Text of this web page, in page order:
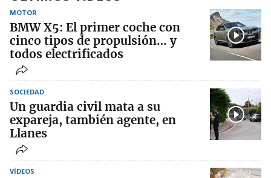
MOTOR
BMW X5: El primer coche con
cinco tipos de propulsión… y
todos electrificados
SOCIEDAD
Un guardia civil mata a su
expareja, también agente, en
Llanes
VÍDEOS